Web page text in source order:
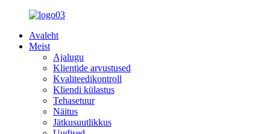
Avaleht
Meist
Ajalugu
Klientide arvustused
Kvaliteedikontroll
Kliendi külastus
Tehasetuur
Näitus
Jätkusuutlikkus